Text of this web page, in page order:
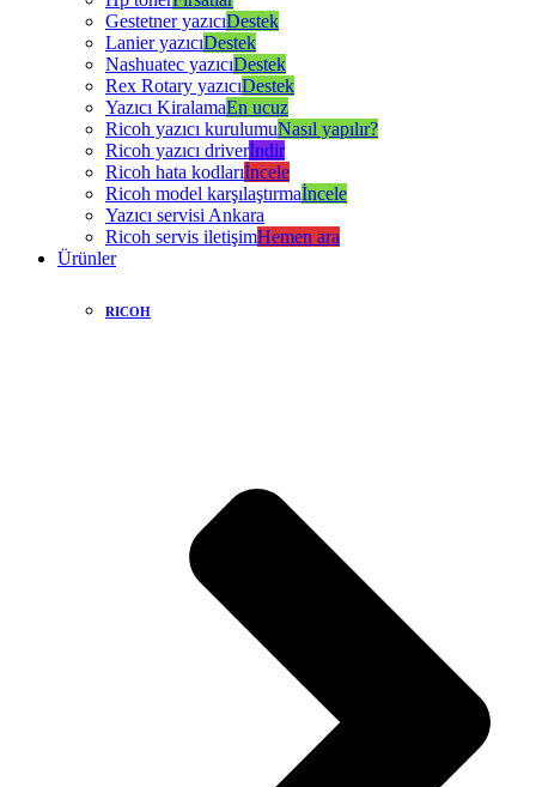
Gestetner yazıcıDestek
Lanier yazıcıDestek
Nashuatec yazıcıDestek
Rex Rotary yazıcıDestek
Yazıcı KiralamaEn ucuz
Ricoh yazıcı kurulumuNasıl yapılır?
Ricoh yazıcı driverİndir
Ricoh hata kodlarıİncele
Ricoh model karşılaştırmaİncele
Yazıcı servisi Ankara
Ricoh servis iletişimHemen ara
Ürünler
RICOH